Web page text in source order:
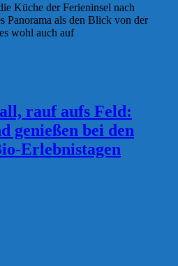
Küche der Ferieninsel nach
Panorama als den Blick von der
wohl auch auf
rauf aufs Feld:
genießen bei den
Erlebnistagen